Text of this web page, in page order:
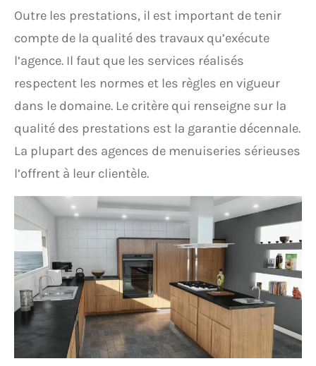
Outre les prestations, il est important de tenir
compte de la qualité des travaux qu’exécute
l’agence. Il faut que les services réalisés
respectent les normes et les règles en vigueur
dans le domaine. Le critère qui renseigne sur la
qualité des prestations est la garantie décennale.
La plupart des agences de menuiseries sérieuses
l’offrent à leur clientèle.